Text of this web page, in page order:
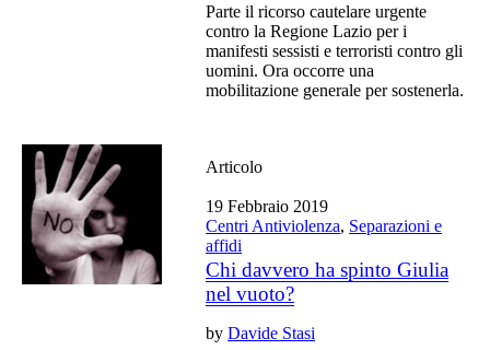
Parte il ricorso cautelare urgente
contro la Regione Lazio per i
manifesti sessisti e terroristi contro gli
uomini. Ora occorre una
mobilitazione generale per sostenerla.
Articolo
19 Febbraio 2019
Centri Antiviolenza, Separazioni e
affidi
Chi davvero ha spinto Giulia
nel vuoto?
byDavide Stasi